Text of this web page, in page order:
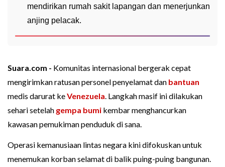
mendirikan rumah sakit lapangan dan menerjunkan
anjing pelacak.
Suara.com - Komunitas internasional bergerak cepat
mengirimkan ratusan personel penyelamat dan bantuan
medis darurat keVenezuela. Langkah masif ini dilakukan
sehari setelah gempa bumi kembar menghancurkan
kawasan pemukiman penduduk di sana.
Operasi kemanusiaan lintas negara kini difokuskan untuk
menemukan korban selamat di balik puing-puing bangunan.